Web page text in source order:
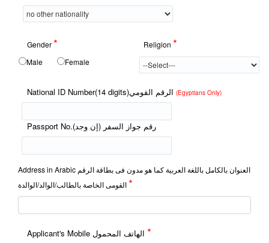
Gender *
Male Female
Religion *
(Egyptians Only)
Passport No.رقم جواز السفر (إن وجد)
Address in Arabic العنوان بالكامل باللغة العربية كما هو مدون فى بطاقة الرقم
*
*